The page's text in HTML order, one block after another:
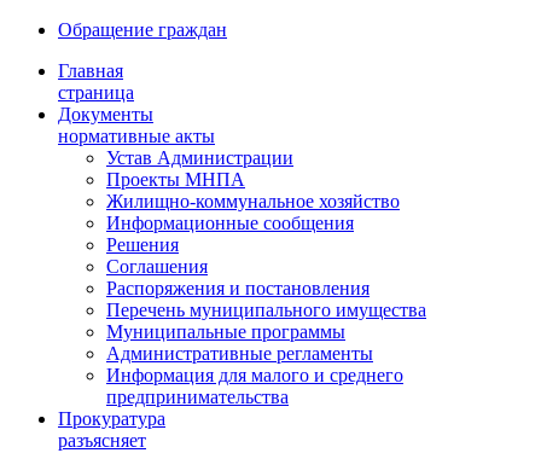
Обращение граждан
Главная
страница
Документы
нормативные акты
Устав Администрации
Проекты МНПА
Жилищно-коммунальное хозяйство
Информационные сообщения
Решения
Соглашения
Распоряжения и постановления
Перечень муниципального имущества
Муниципальные программы
Административные регламенты
Информация для малого и среднего
предпринимательства
Прокуратура
разъясняет